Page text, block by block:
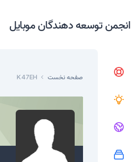
انجمن توسعه دهندگان موبایل
صفحه نخست K47EH